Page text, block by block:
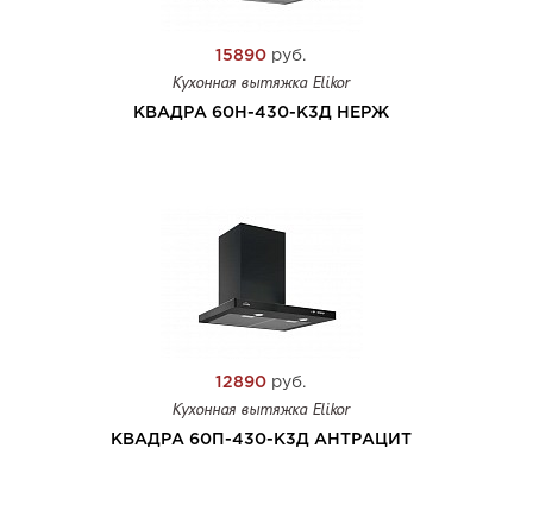
15890 руб.
Кухонная вытяжка Elikor
КВАДРА 60Н-430-К3Д НЕРЖ
12890 руб.
Кухонная вытяжка Elikor
КВАДРА 60П-430-К3Д АНТРАЦИТ